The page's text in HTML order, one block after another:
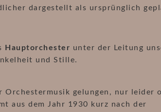
dargestellt als ursprünglich
Hauptorchester unter der Leitung
und Stille.
gelungen, nur leider
aus dem Jahr 1930 kurz nach der